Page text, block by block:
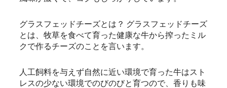
グラスフェッドチーズとは？ グラスフェッドチーズ
とは、牧草を食べて育った健康な牛から搾ったミル
クで作るチーズのことを言います。
人工飼料を与えず自然に近い環境で育った牛はスト
レスの少ない環境でのびのびと育つので、香りも味